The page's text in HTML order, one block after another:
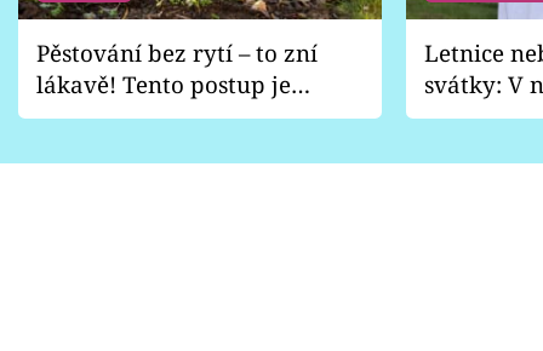
Pěstování bez rytí – to zní
lákavě! Tento postup je
vhodný jen pro některé
Letnice
svátky: V
pondělí